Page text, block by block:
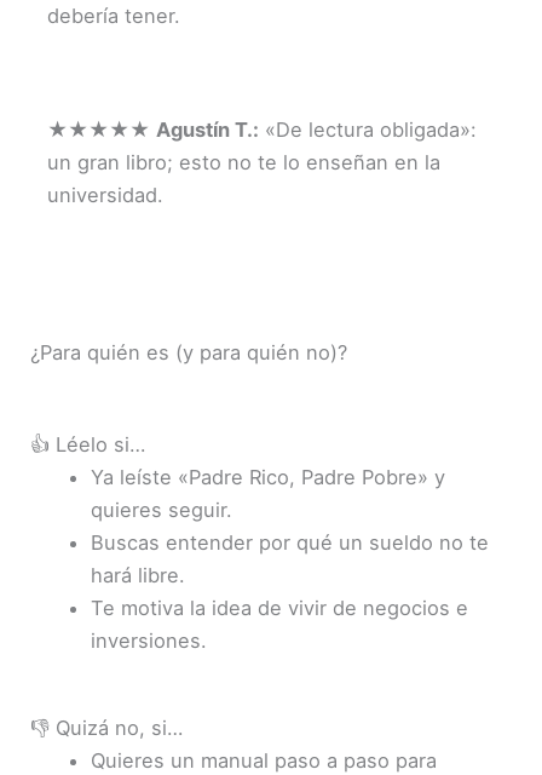
debería tener.
★★★★★ Agustín T.: «De lectura obligada»:
un gran libro; esto no te lo enseñan en la
universidad.
¿Para quién es (y para quién no)?
👍 Léelo si…
Ya leíste «Padre Rico, Padre Pobre» y
quieres seguir.
Buscas entender por qué un sueldo no te
hará libre.
Te motiva la idea de vivir de negocios e
inversiones.
👎 Quizá no, si…
Quieres un manual paso a paso para